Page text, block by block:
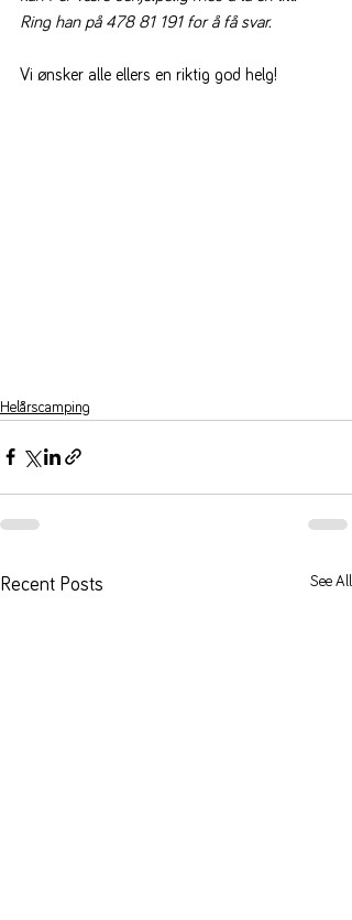
Ring han på 478 81 191 for å få svar.
Vi ønsker alle ellers en riktig god helg!
Helårscamping
Recent Posts See All